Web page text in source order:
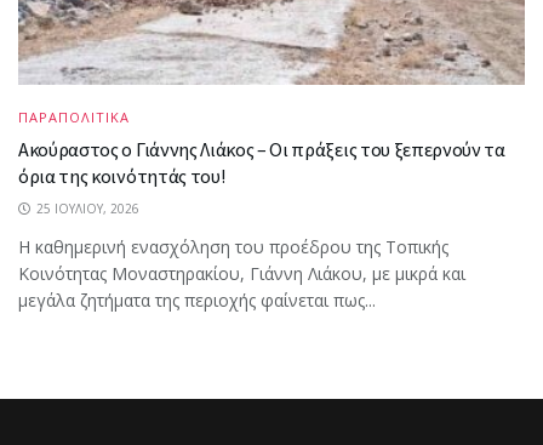
ΠΑΡΑΠΟΛΙΤΙΚΑ
Ακούραστος ο Γιάννης Λιάκος – Οι πράξεις του ξεπερνούν τα
όρια της κοινότητάς του!
25 ΙΟΥΛΊΟΥ, 2026
Η καθημερινή ενασχόληση του προέδρου της Τοπικής
Κοινότητας Μοναστηρακίου, Γιάννη Λιάκου, με μικρά και
μεγάλα ζητήματα της περιοχής φαίνεται πως...